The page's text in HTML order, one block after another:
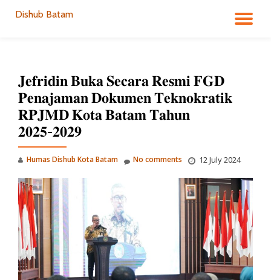
Dishub Batam
𝐉𝐞𝐟𝐫𝐢𝐝𝐢𝐧 𝐁𝐮𝐤𝐚 𝐒𝐞𝐜𝐚𝐫𝐚 𝐑𝐞𝐬𝐦𝐢 𝐅𝐆𝐃
𝐏𝐞𝐧𝐚𝐣𝐚𝐦𝐚𝐧 𝐃𝐨𝐤𝐮𝐦𝐞𝐧 𝐓𝐞𝐤𝐧𝐨𝐤𝐫𝐚𝐭𝐢𝐤
𝐑𝐏𝐉𝐌𝐃 𝐊𝐨𝐭𝐚 𝐁𝐚𝐭𝐚𝐦 𝐓𝐚𝐡𝐮𝐧
𝟐𝟎𝟐𝟓-𝟐𝟎𝟐𝟗
Humas Dishub Kota Batam 12 July 2024
No comments